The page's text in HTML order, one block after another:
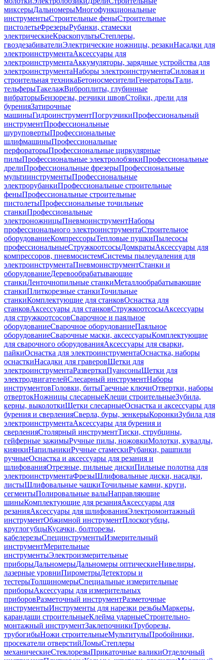
миксерыДальномерыМногофункциональные
инструментыСтроительные феныСтроительные
пистолетыФрезерыРубанки, стамески
электрическиеКраскопультыСтеплеры,
гвоздезабивателиЭлектрические ножницы, резакиНасадки для
электроинструментаАксессуары для
электроинструментаАккумуляторы, зарядные устройства для
электроинструментаНаборы электроинструментаСиловая и
строительная техникаБетоносмесителиГенераторыТали,
тельферыТакелажВиброплиты, глубинные
вибраторыБензорезы, резчики швовСтойки, дрели для
буренияЗатирочные
машиныГидроинструментПогрузчикиПрофессиональный
инструментПрофессиональные
шуруповертыПрофессиональные
шлифмашиныПрофессиональные
перфораторыПрофессиональные циркулярные
пилыПрофессиональные электролобзикиПрофессиональные
дрелиПрофессиональные фрезерыПрофессиональные
мультиинструментыПрофессиональные
электрорубанкиПрофессиональные строительные
феныПрофессиональные строительные
пистолетыПрофессиональные точильные
станкиПрофессиональные
электроножницыПневмоинструментНаборы
профессионального электроинструментаСтроительное
оборудованиеКомпрессорыТепловые пушкиПылесосы
профессиональныеСтружкоотсосыДомкратыАксессуары для
компрессоров, пневмосистемСистемы пылеудаления для
электроинструментаПневмоинструментСтанки и
оборудованиеДеревообрабатывающие
станкиЛенточнопильные станкиМеталлообрабатывающие
станкиПлиткорезные станкиТочильные
станкиКомплектующие для станковОснастка для
станковАксессуары для станковСтружкоотсосыАксессуары
для стружкоотсосовСварочное и паяльное
оборудованиеСварочное оборудованиеПаяльное
оборудованиеСварочные маски, аксессуарыКомплектующие
для сварочного оборудованияАксессуары для сварки,
пайкиОснастка для электроинструментаОснастка, наборы
оснасткиНасадки для граверовЩетки для
электроинструментаРазверткиПуансоныЩетки для
электродвигателейСлесарный инструментНаборы
инструментовГоловки, битыГаечные ключиОтвертки, наборы
отвертокНожницы слесарныеКлещи строительныеЗубила,
керны, выколоткиЩетки слесарныеОснастка и аксессуары для
бурения и сверленияСверла, буры, зенкерыКоронкиЗубила для
электроинструментаАксессуары для бурения и
сверленияСтолярный инструментТиски, струбцины,
гейферные зажимыРучные пилы, ножовкиМолотки, кувалды,
киянкиНапильникиРучные стамескиРубанки, рашпили
ручныеОснастка и аксессуары для резания и
шлифованияОтрезные, пильные дискиПильные полотна для
электроинструментаФрезыШлифовальные диски, насадки,
листыШлифовальные чашкиТочильные камни, круги,
сегментыПолировальные валыНаправляющие
шиныКомплектующие для резанияАксессуары для
резанияАксессуары для шлифованияЭлектромонтажный
инструментОбжимной инструментПлоскогубцы,
круглогубцыКусачки, болторезы,
кабелерезыСпецинструментыИзмерительный
инструментМерительные
инструментыЭлектроизмерительные
приборыДальномерыДальномеры оптическиеНивелиры,
лазерные уровниПирометрыДетекторы и
тестерыТолщиномерыСпециальные измерительные
приборыАксессуары для измерительных
приборовРазметочный инструментРазметочные
инструментыИнструменты для нарезки резьбыМаркеры,
карандаши строительныеКлейма ударныеСтроительно-
монтажный инструментЗаклепочникиТруборезы,
трубогибыНожи строительныеМультитулыПробойники,
просекатели отверстийЛомыСтеплеры
механическиеСтеклорезыПрикаточные валикиОтделочный